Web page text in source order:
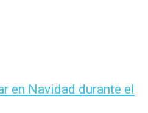
en Navidad durante el